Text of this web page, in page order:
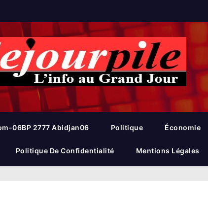
06BP 2777 Abidjan06 Politique Économie
Politique De Confidentialité Mentions Légales